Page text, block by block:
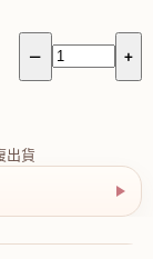
－ +
出貨